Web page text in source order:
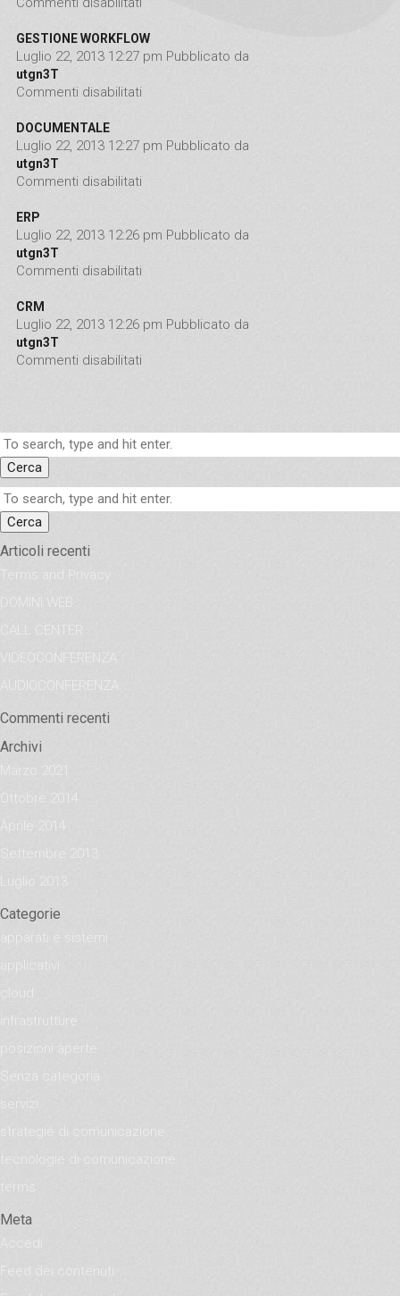
GESTIONE WORKFLOW
Luglio 22, 2013 12:27 pm Pubblicato da
utgn3T
Commenti disabilitati
DOCUMENTALE
Luglio 22, 2013 12:27 pm Pubblicato da
utgn3T
Commenti disabilitati
ERP
Luglio 22, 2013 12:26 pm Pubblicato da
utgn3T
Commenti disabilitati
CRM
Luglio 22, 2013 12:26 pm Pubblicato da
utgn3T
Commenti disabilitati
Cerca
Cerca
Articoli recenti
Terms and Privacy
DOMINI WEB
CALL CENTER
VIDEOCONFERENZA
AUDIOCONFERENZA
Commenti recenti
Archivi
Ottobre 2014
Aprile 2014
Settembre 2013
Categorie
applicativi
cloud
infrastrutture
posizioni aperte
Senza categoria
servizi
strategie di comunicazione
tecnologie di comunicazione
terms
Meta
Accedi
Feed dei contenuti